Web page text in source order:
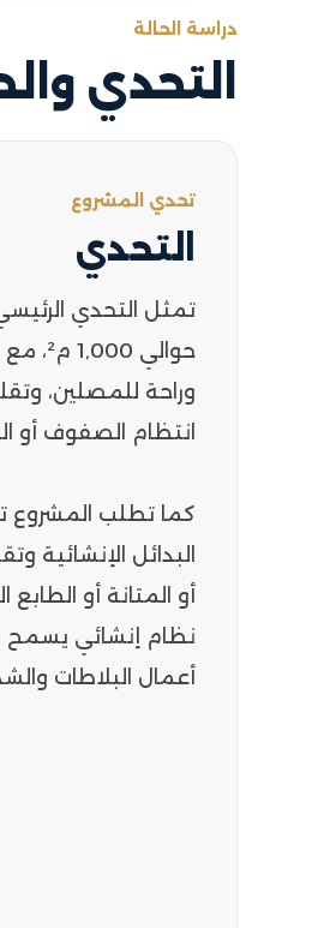
دراسة الحالة
التحدي
تحدي المشروع
التحدي
تمثل التحدي
حوالي
وراحة للمصلين،
انتظام الصفوف أو
كما تطلب المشروع
البدائل الإنشائية
أو المتانة أو
نظام إنشائي يسمح
أعمال البلاطات